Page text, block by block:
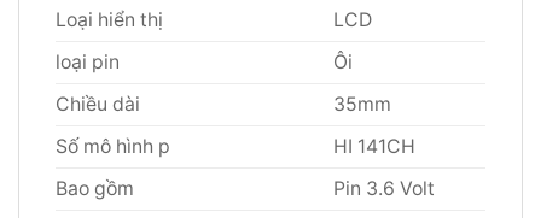
Loại hiển thị
LCD
loại pin
Ôi
Chiều dài
35mm
Số mô hình p
HI 141CH
Bao gồm
Pin 3.6 Volt